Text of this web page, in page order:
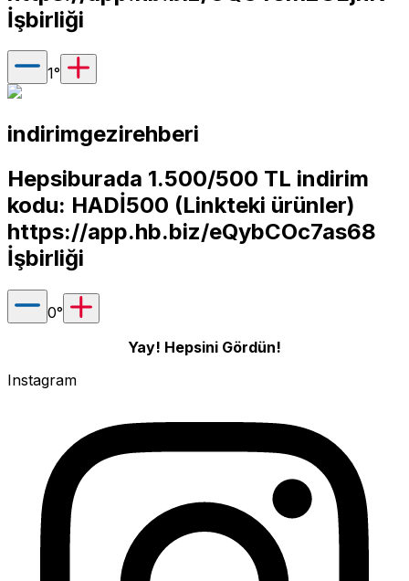
İşbirliği
1°
indirimgezirehberi
Hepsiburada 1.500/500 TL indirim
kodu: HADİ500 (Linkteki ürünler)
https://app.hb.biz/eQybCOc7as68
İşbirliği
0°
Yay! Hepsini Gördün!
Instagram